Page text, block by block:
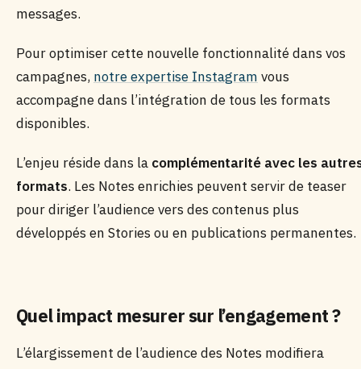
messages.
Pour optimiser cette nouvelle fonctionnalité dans vos
campagnes, notre expertise Instagram vous
accompagne dans l’intégration de tous les formats
disponibles.
L’enjeu réside dans la complémentarité avec les
formats. Les Notes enrichies peuvent servir de teaser
pour diriger l’audience vers des contenus plus
développés en Stories ou en publications permanentes.
Quel impact mesurer sur l’engagement ?
L’élargissement de l’audience des Notes modifiera